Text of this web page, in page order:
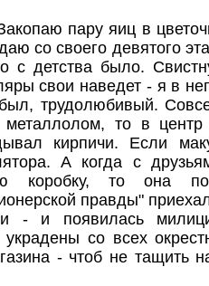
пару яиц в
со своего девятого
с детства было.
свои наведет - я в
трудолюбивый.
металлолом, то в
кирпичи. Если
А когда с
коробку, то она
правды"
- и появилась
со всех
- чтоб не тащить